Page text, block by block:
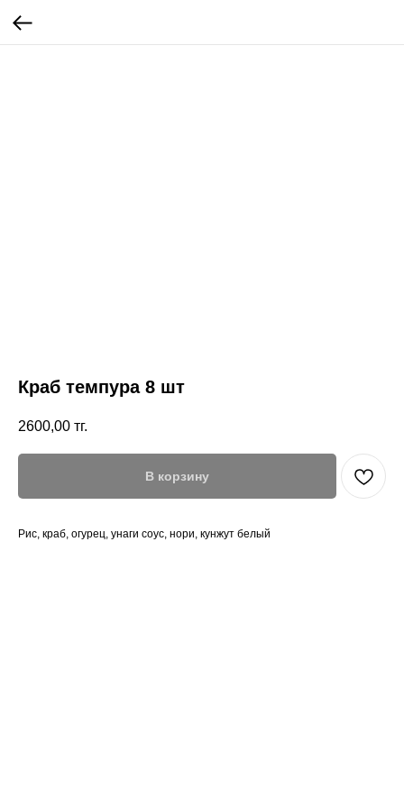
Краб темпура 8 шт
2600,00 тг.
В корзину
Рис, краб, огурец, унаги соус, нори, кунжут белый